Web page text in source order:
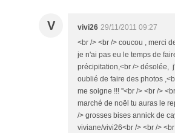
V vivi26 29/11/2011 09:27
<br /> <br /> coucou , merci
je n'ai pas eu le temps de
précipitation,<br /> désolée,
oublié de faire des photos
me soigne !!! ''<br /> <br />
marché de noël tu auras le
/> grosses bises annick de
viviane/vivi26<br /> <br />